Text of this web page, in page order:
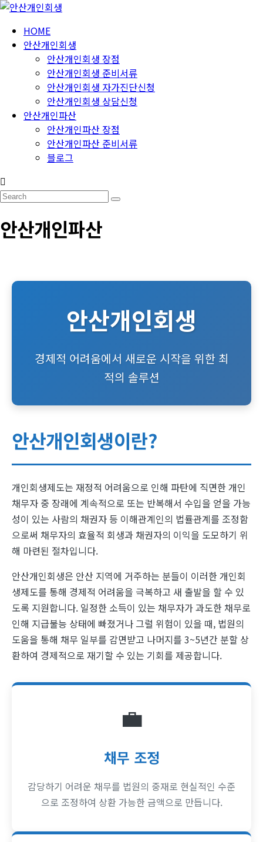
Skip
content
365
일
HOME
안산개인회생
안산개인회생 장점
안산개인회생 준비서류
안산개인회생 자가진단신청
안산개인회생 상담신청
안산개인파산
안산개인파산 장점
안산개인파산 준비서류
블로그
안산개인파산
안산개인회생
경제적 어려움에서 새로운 시작을 위한 최
적의 솔루션
안산개인회생이란?
개인회생제도는 재정적 어려움으로 인해 파탄에 직면한 개인
채무자 중 장래에 계속적으로 또는 반복해서 수입을 얻을 가능
성이 있는 사람의 채권자 등 이해관계인의 법률관계를 조정함
으로써 채무자의 효율적 회생과 채권자의 이익을 도모하기 위
해 마련된 절차입니다.
안산개인회생은 안산 지역에 거주하는 분들이 이러한 개인회
생제도를 통해 경제적 어려움을 극복하고 새 출발을 할 수 있
도록 지원합니다. 일정한 소득이 있는 채무자가 과도한 채무로
인해 지급불능 상태에 빠졌거나 그럴 위험이 있을 때, 법원의
도움을 통해 채무 일부를 감면받고 나머지를 3~5년간 분할 상
환하여 경제적으로 재기할 수 있는 기회를 제공합니다.
💼
채무 조정
감당하기 어려운 채무를 법원의 중재로 현실적인 수준
으로 조정하여 상환 가능한 금액으로 만듭니다.